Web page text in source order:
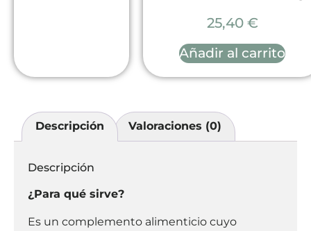
25,40 €
Añadir al carrito
Descripción Valoraciones (0)
Descripción
¿Para qué sirve?
Es un complemento alimenticio cuyo